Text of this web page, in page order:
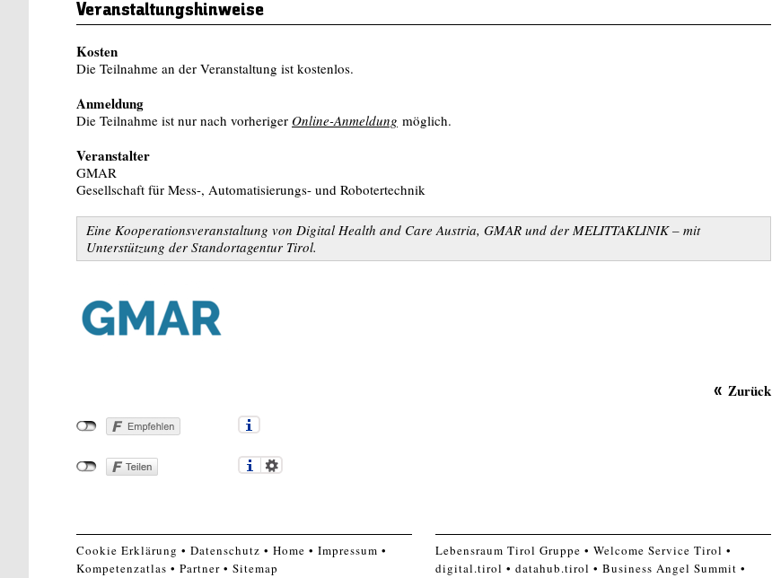
Veranstaltungshinweise
Kosten
Die Teilnahme an der Veranstaltung ist kostenlos.
Anmeldung
Die Teilnahme ist nur nach vorheriger Online-Anmeldung möglich.
Veranstalter
GMAR
Gesellschaft für Mess-, Automatisierungs- und Robotertechnik
Eine Kooperationsveranstaltung von Digital Health and Care Austria, GMAR und der MELITTAKLINIK – mit
Unterstützung der Standortagentur Tirol.
Zurück
Cookie Erklärung Datenschutz Home
Impressum
Kompetenzatlas
Partner Sitemap
Lebensraum Tirol Gruppe
Welcome Service Tirol
digital.tirol
datahub.tirol Business Angel Summit